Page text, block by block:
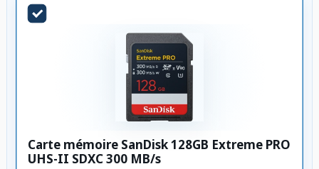
Carte mémoire SanDisk 128GB Extreme PRO
UHS-II SDXC 300 MB/s